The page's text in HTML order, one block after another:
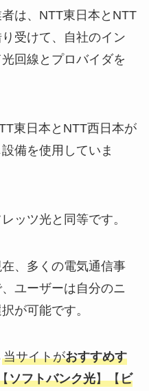
は、NTT東日本とNTT
受けて、自社のイン
回線とプロバイダを
東日本とNTT西日本が
備を使用していま
ッツ光と同等です。
、多くの電気通信事
ユーザーは自分のニ
が可能です。
当サイトがおすすめす
ソフトバンク光】【ビ